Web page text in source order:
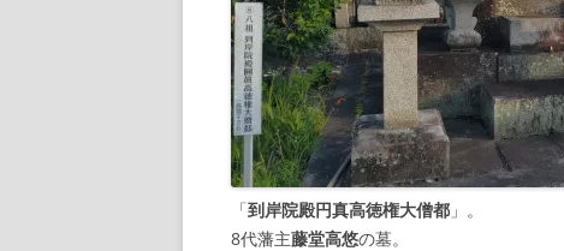
「到岸院殿円真高徳権大僧都 」。
8代藩主藤堂高悠の墓。